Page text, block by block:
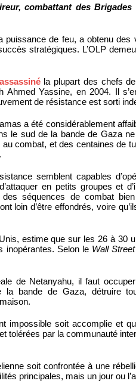
combattant des Brigades
de feu, a obtenu des
stratégiques. L’OLP
assassinéla plupart des chefs
Yassine, en 2004. Il
de résistance est sorti
a été considérablement
le sud de la bande de Gaza
combat, et des centaines de
semblent capables
en petits groupes et
séquences de combat
loin d’être effondrés, voire
estime que sur les 26 à 30
inopérantes. Selon le Wall
de Netanyahu, il faut
la bande de Gaza, détruire
impossible soit accomplie et
tolérées par la communauté
soit confrontée à une
principales, mais un jour ou